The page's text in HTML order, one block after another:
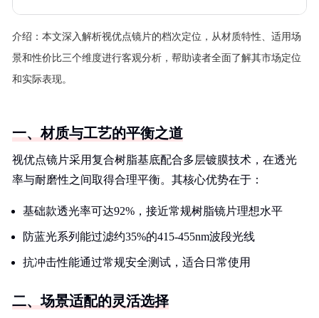
介绍： 本文深入解析视优点镜片的档次定位，从材质特性、适用场
景和性价比三个维度进行客观分析，帮助读者全面了解其市场定位
和实际表现。
一、材质与工艺的平衡之道
视优点镜片采用复合树脂基底配合多层镀膜技术，在透光
率与耐磨性之间取得合理平衡。其核心优势在于：
基础款透光率可达92%，接近常规树脂镜片理想水平
防蓝光系列能过滤约35%的415-455nm波段光线
抗冲击性能通过常规安全测试，适合日常使用
二、场景适配的灵活选择